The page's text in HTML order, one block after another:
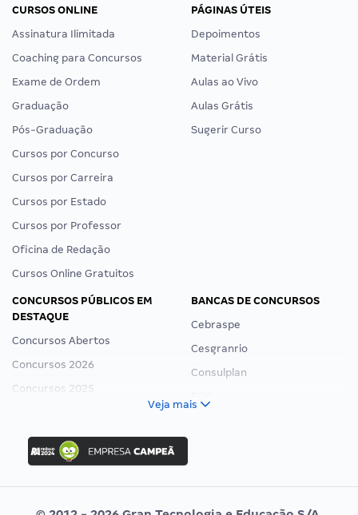
CURSOS ONLINE
Assinatura Ilimitada
Coaching para Concursos
Exame de Ordem
Graduação
Pós-Graduação
Cursos por Concurso
Cursos por Carreira
Cursos por Estado
Cursos por Professor
Oficina de Redação
Cursos Online Gratuitos
PÁGINAS ÚTEIS
Depoimentos
Material Grátis
Aulas ao Vivo
Aulas Grátis
Sugerir Curso
CONCURSOS PÚBLICOS EM
DESTAQUE
Concursos Abertos
Concursos 2026
Concursos 2025
Concurso Ibama
Concurso MPU
Editais publicados
BANCAS DE CONCURSOS
Cebraspe
Cesgranrio
Consulplan
Veja mais